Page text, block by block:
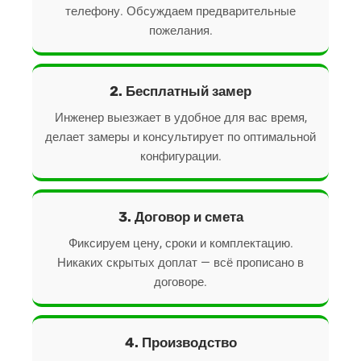
телефону. Обсуждаем предварительные
пожелания.
2. Бесплатный замер
Инженер выезжает в удобное для вас время,
делает замеры и консультирует по оптимальной
конфигурации.
3. Договор и смета
Фиксируем цену, сроки и комплектацию.
Никаких скрытых доплат — всё прописано в
договоре.
4. Производство